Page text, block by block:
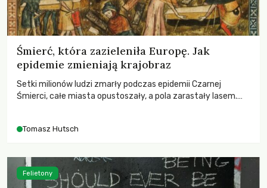
Śmierć, która zazieleniła Europę. Jak
epidemie zmieniają krajobraz
Setki milionów ludzi zmarły podczas epidemii Czarnej
Śmierci, całe miasta opustoszały, a pola zarastały lasem.
największych katastrof w swoich dziejach.
Tomasz Hutsch
Felietony